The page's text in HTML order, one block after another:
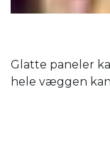
Glatte paneler
hele væggen